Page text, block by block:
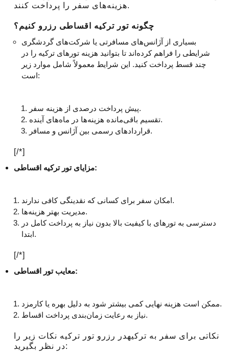
هزینه‌های سفر را پرداخت کنند.
چگونه تور ترکیه اقساطی رزرو کنیم؟
بسیاری از آژانس‌های مسافرتی یا شرکت‌های گردشگری
شرایطی را فراهم کرده‌اند تا بتوانید هزینه تورهای ترکیه را در
چند قسط پرداخت کنید. این شرایط معمولاً شامل موارد زیر
است:
پیش پرداخت درصدی از هزینه سفر.
تقسیم باقی‌مانده هزینه‌ها در ماه‌های آینده.
قراردادهای رسمی بین آژانس و مسافر.
[/*]
مزایای تور ترکیه اقساطی:
امکان سفر برای کسانی که نقدینگی کافی ندارند.
مدیریت بهتر هزینه‌ها.
دسترسی به تورهای با کیفیت بالا بدون نیاز به پرداخت کامل در
ابتدا.
[/*]
معایب تور اقساطی:
ممکن است هزینه نهایی کمی بیشتر شود به دلیل بهره یا کارمزد.
نیاز به رعایت زمان‌بندی پرداخت اقساط.
نکاتی برای سفر به ترکیهدر رزرو تور ترکیه نکات زیر را
در نظر بگیرید: